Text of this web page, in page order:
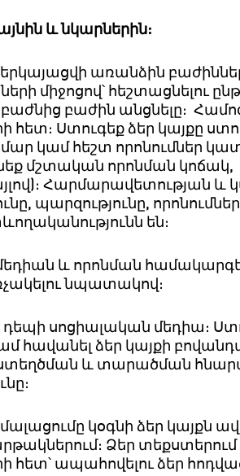
ևնկարներին։
առանձին
միջոցով՝ հեշտացնելու
բաժնից բաժին անցնելը։
հետ։ Ստուգեք ձեր կայքը
կամ հեշտ որոնումներ
մշտական որոնման կոճակ,
)։ Հարմարավետության և
, պարզությունը,
են։
և որոնման
նպատակով։
դեպի սոցիալական մեդիա։
հավանել ձեր կայքի
և տարածման
կօգնի ձեր կայքն
Ձեր տեքստերում
հետ՝ ապահովելու ձեր